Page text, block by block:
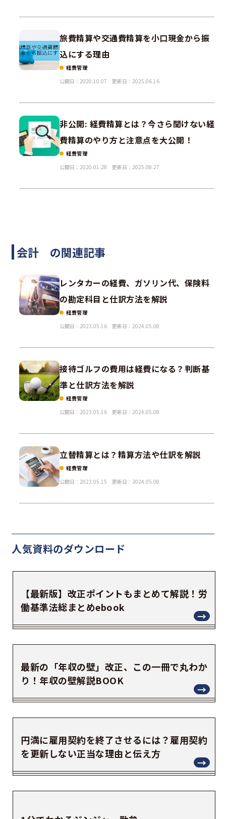
旅費精算や交通費精算を小口現金から振
込にする理由
経費管理
公開日：2020.10.07
更新日：2025.06.16
非公開: 経費精算とは？今さら聞けない経
費精算のやり方と注意点を大公開！
経費管理
公開日：2020.01.28
更新日：2025.08.27
会計 の関連記事
レンタカーの経費、ガソリン代、保険料
の勘定科目と仕訳方法を解説
経費管理
公開日：2023.05.16
更新日：2024.05.08
接待ゴルフの費用は経費になる？判断基
準と仕訳方法を解説
経費管理
公開日：2023.05.16
更新日：2024.05.08
立替精算とは？精算方法や仕訳を解説
経費管理
公開日：2023.05.15
更新日：2024.05.08
人気資料のダウンロード
【最新版】改正ポイントもまとめて解説！労
働基準法総まとめebook
最新の「年収の壁」改正、この一冊で丸わか
り！年収の壁解説BOOK
円満に雇用契約を終了させるには？雇用契約
を更新しない正当な理由と伝え方